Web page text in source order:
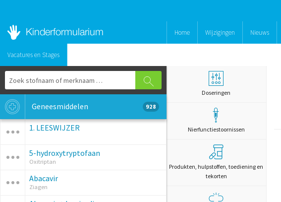
Home Wijzigingen Nieuws
Vacatures en Stages
Geneesmiddelen 928
1. LEESWIJZER
5-hydroxytryptofaan
Oxitriptan
Abacavir
Ziagen
Doseringen
Nierfunctiestoornissen
Produkten, hulpstoffen, toediening en
tekorten